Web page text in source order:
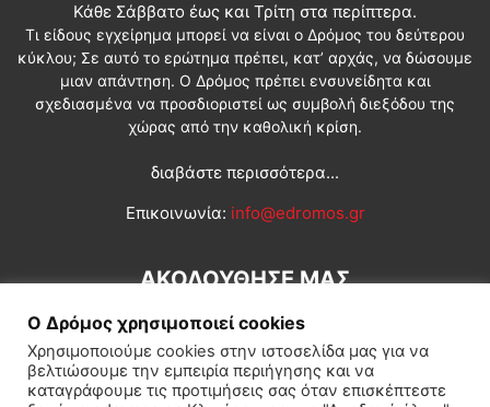
Κάθε Σάββατο έως και Τρίτη στα περίπτερα.
Τι είδους εγχείρημα μπορεί να είναι ο Δρόμος του δεύτερου
κύκλου; Σε αυτό το ερώτημα πρέπει, κατ’ αρχάς, να δώσουμε
μιαν απάντηση. Ο Δρόμος πρέπει ενσυνείδητα και
σχεδιασμένα να προσδιοριστεί ως συμβολή διεξόδου της
χώρας από την καθολική κρίση.
διαβάστε περισσότερα...
Επικοινωνία: info@edromos.gr
ΑΚΟΛΟΥΘΗΣΕ ΜΑΣ
Ο Δρόμος χρησιμοποιεί cookies
Χρησιμοποιούμε cookies στην ιστοσελίδα μας για να
βελτιώσουμε την εμπειρία περιήγησης και να
καταγράφουμε τις προτιμήσεις σας όταν επισκέπτεστε